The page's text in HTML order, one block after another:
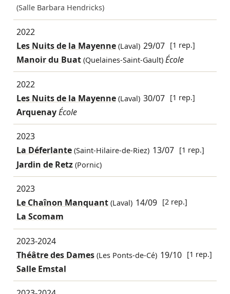
(Salle Barbara Hendricks)
2022
Les Nuits de la Mayenne(Laval) 29/07 [1 rep.]
Manoir du Buat (Quelaines-Saint-Gault) École
2022
Les Nuits de la Mayenne(Laval) 30/07 [1 rep.]
ArquenayÉcole
2023
La Déferlante(Saint-Hilaire-de-Riez) 13/07 [1 rep.]
Jardin de Retz (Pornic)
2023
Le Chaînon Manquant(Laval) 14/09 [2 rep.]
La Scomam
2023-2024
Théâtre des Dames(Les Ponts-de-Cé) 19/10 [1 rep.]
Salle Emstal